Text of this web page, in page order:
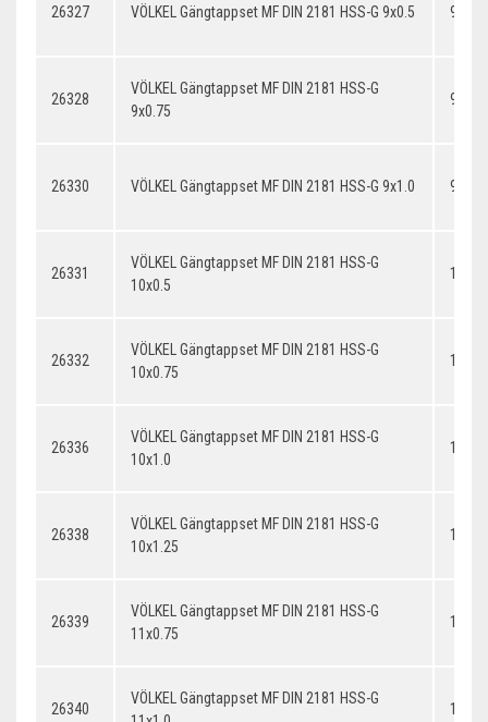
26327 VÖLKEL Gängtappset MF DIN 2181 HSS-G 9x0.5 9x0.5
26328
VÖLKEL Gängtappset MF DIN 2181 HSS-G
9x0.75
26330 VÖLKEL Gängtappset MF DIN 2181 HSS-G 9x1.0 9x1.0
26331
VÖLKEL Gängtappset MF DIN 2181 HSS-G
10x0.5
26332
VÖLKEL Gängtappset MF DIN 2181 HSS-G
10x0.75
26336
VÖLKEL Gängtappset MF DIN 2181 HSS-G
10x1.0
26338
VÖLKEL Gängtappset MF DIN 2181 HSS-G
10x1.25
26339
VÖLKEL Gängtappset MF DIN 2181 HSS-G
11x0.75
26340
VÖLKEL Gängtappset MF DIN 2181 HSS-G